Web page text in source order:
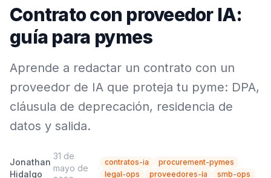
Contrato con proveedor IA:
guía para pymes
Aprende a redactar un contrato con un
proveedor de IA que proteja tu pyme: DPA,
cláusula de deprecación, residencia de
datos y salida.
Jonathan
Hidalgo
·
31 de
mayo de
·
contratos-ia
procurement-pymes
legal-ops
proveedores-ia smb-ops